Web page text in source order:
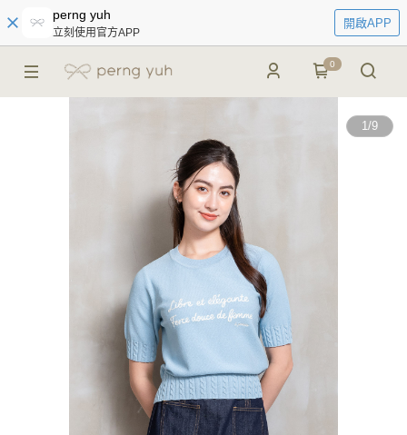
perng yuh
立刻使用官方APP
開啟APP
0
1/9